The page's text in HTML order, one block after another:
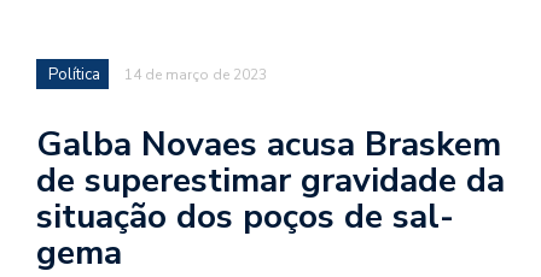
Política 14 de março de 2023
Galba Novaes acusa Braskem
de superestimar gravidade da
situação dos poços de sal-
gema